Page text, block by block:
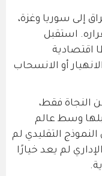
إلى سوريا وغزة،
استقبل
أو الانسحاب
النجاة فقط،
وسط عالم
التقليدي لم
لم يعد خيارًا